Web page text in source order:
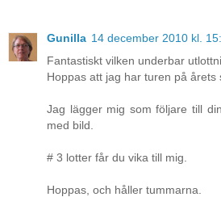
Gunilla 14 december 2010 kl.
Fantastiskt vilken underbar
Hoppas att jag har turen på årets
Jag lägger mig som följare till
med bild.
# 3 lotter får du vika till mig.
Hoppas, och håller tummarna.